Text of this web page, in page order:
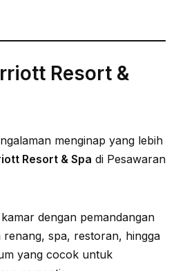
Resort &
menginap yang lebih
Resort & Spa di Pesawaran
dengan pemandangan
spa, restoran, hingga
yang cocok untuk